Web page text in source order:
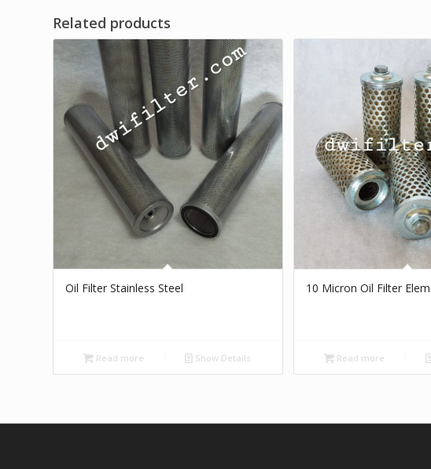
Related products
Oil Filter Stainless Steel
Read more Show Details
10 Micron Oil Filter
Read more